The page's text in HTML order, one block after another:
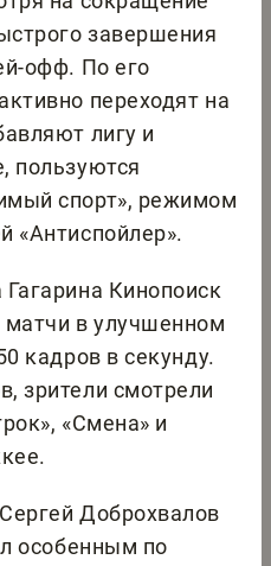
завершения
офф. По его
переходят на
лигу и
пользуются
спорт», режимом
«Антиспойлер».
Кинопоиск
матчи в улучшенном
кадров в секунду.
зрители смотрели
«Смена» и
Доброхвалов
особенным по